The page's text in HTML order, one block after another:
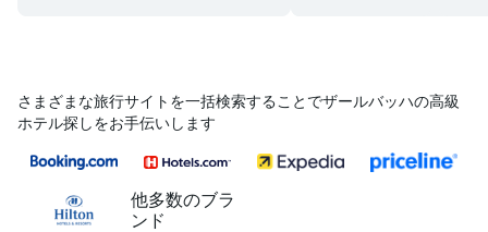
さまざまな旅行サイトを一括検索することでザールバッハの高級
ホテル探しをお手伝いします
他多数のブラ
ンド